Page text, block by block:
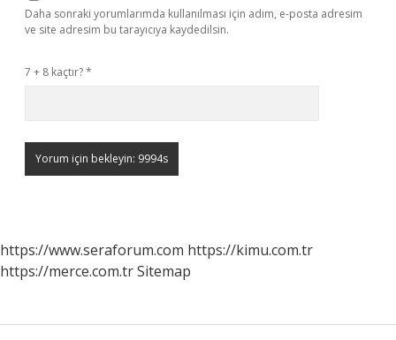
Daha sonraki yorumlarımda kullanılması için adım, e-posta adresim
ve site adresim bu tarayıcıya kaydedilsin.
7 + 8 kaçtır?*
https://www.seraforum.com https://kimu.com.tr
https://merce.com.trSitemap